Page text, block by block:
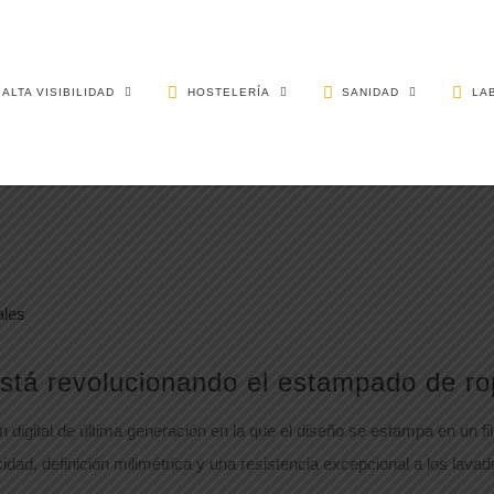
ALTA VISIBILIDAD HOSTELERÍA SANIDAD
revolucionando el estampado de
digital de última generación en la que el diseño se estampa en un
definición milimétrica y una resistencia excepcional a los